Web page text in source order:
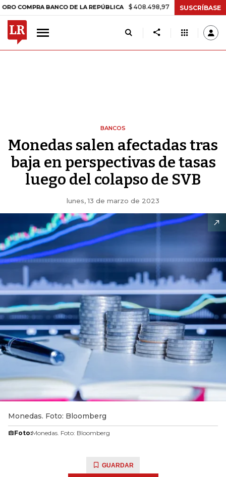
BANCO DE LA REPÚBLICA $ 408.498,97 +$ 8.753,81 +2,19%
SUSCRÍBASE
BANCOS
Monedas salen afectadas tras
baja en perspectivas de tasas
luego del colapso de SVB
lunes, 13 de marzo de 2023
Monedas. Foto: Bloomberg
Foto:Monedas. Foto: Bloomberg
GUARDAR